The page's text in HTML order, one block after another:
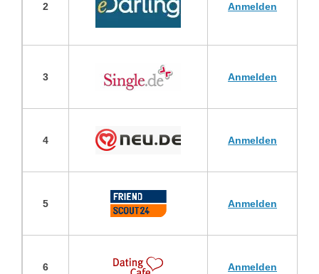
2 Anmelden
3 Anmelden
4 Anmelden
5 Anmelden
6 Anmelden